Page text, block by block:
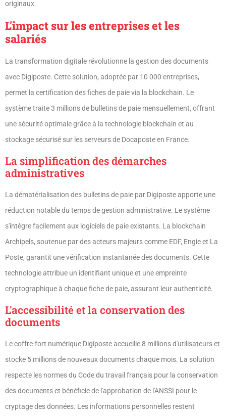
originaux.
L'impact sur les entreprises et les
salariés
La transformation digitale révolutionne la gestion des documents
avec Digiposte. Cette solution, adoptée par 10 000 entreprises,
permet la certification des fiches de paie via la blockchain. Le
système traite 3 millions de bulletins de paie mensuellement, offrant
une sécurité optimale grâce à la technologie blockchain et au
stockage sécurisé sur les serveurs de Docaposte en France.
La simplification des démarches
administratives
La dématérialisation des bulletins de paie par Digiposte apporte une
réduction notable du temps de gestion administrative. Le système
s'intègre facilement aux logiciels de paie existants. La blockchain
Archipels, soutenue par des acteurs majeurs comme EDF, Engie et La
Poste, garantit une vérification instantanée des documents. Cette
technologie attribue un identifiant unique et une empreinte
cryptographique à chaque fiche de paie, assurant leur authenticité.
L'accessibilité et la conservation des
documents
Le coffre-fort numérique Digiposte accueille 8 millions d'utilisateurs et
stocke 5 millions de nouveaux documents chaque mois. La solution
respecte les normes du Code du travail français pour la conservation
des documents et bénéficie de l'approbation de l'ANSSI pour le
cryptage des données. Les informations personnelles restent